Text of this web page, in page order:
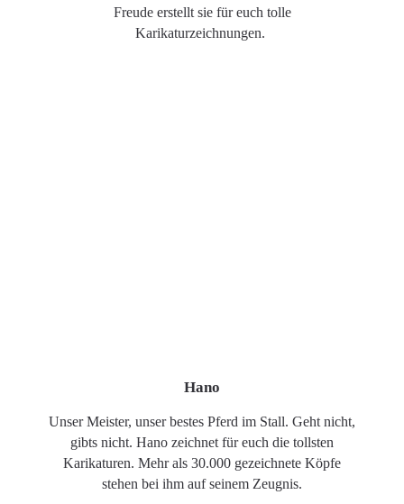
Freude erstellt sie für euch tolle
Karikaturzeichnungen.
Hano
Unser Meister, unser bestes Pferd im Stall. Geht nicht,
gibts nicht. Hano zeichnet für euch die tollsten
Karikaturen. Mehr als 30.000 gezeichnete Köpfe
stehen bei ihm auf seinem Zeugnis.